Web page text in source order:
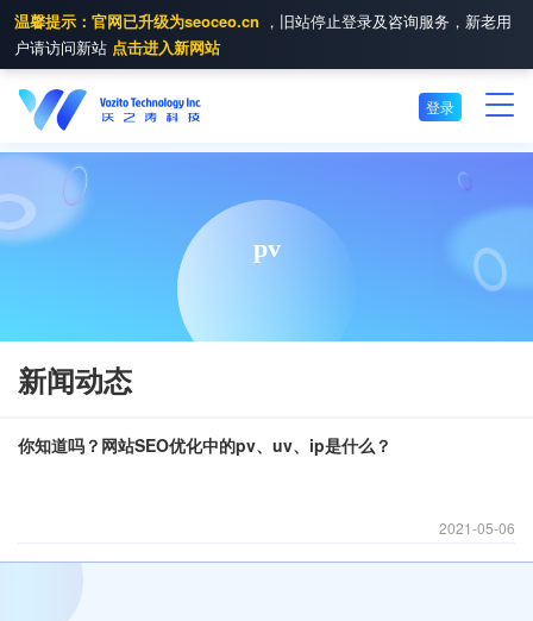
温馨提示：官网已升级为seoceo.cn ，旧站停止登录及咨询服务，新老用
户请访问新站 点击进入新网站
登录
pv
新闻动态
05-06
2021
你知道吗？网站SEO优化中的pv、uv、ip是什么？